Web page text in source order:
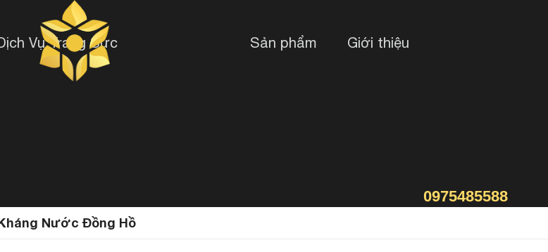
Vụ Trang Sức Sản phẩm Giới thiệu
0975485588
Nước Đồng Hồ